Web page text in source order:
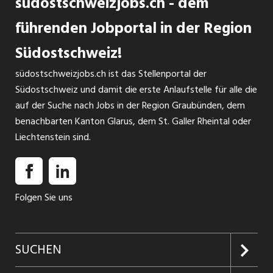
führenden Jobportal in der Region
Südostschweiz!
südostschweizjobs.ch ist das Stellenportal der
Südostschweiz und damit die erste Anlaufstelle für alle die
auf der Suche nach Jobs in der Region Graubünden, dem
benachbarten Kanton Glarus, dem St. Galler Rheintal oder
Liechtenstein sind.
Folgen Sie uns
SUCHEN